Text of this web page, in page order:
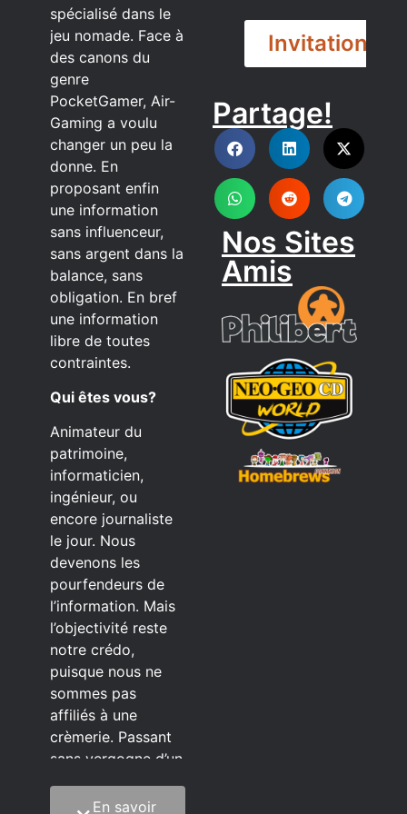
spécialisé dans le
jeu nomade. Face à
des canons du
genre
PocketGamer, Air-
Gaming a voulu
changer un peu la
donne. En
proposant enfin
une information
sans influenceur,
sans argent dans la
balance, sans
obligation. En bref
une information
libre de toutes
contraintes.
Qui êtes vous?
Animateur du
patrimoine,
informaticien,
ingénieur, ou
encore journaliste
le jour. Nous
devenons les
pourfendeurs de
l’information. Mais
l’objectivité reste
notre crédo,
puisque nous ne
sommes pas
affiliés à une
crèmerie. Passant
sans vergogne d’un
En savoir
Invitation
DISCORD
Partage!
Nos Sites
Amis